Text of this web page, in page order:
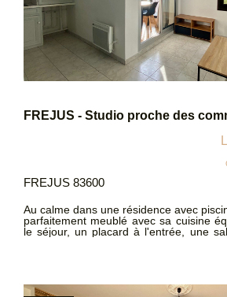
FREJUS - Studio proche des
FREJUS 83600
Au calme dans une résidence avec
parfaitement meublé avec sa cuisine
le séjour, un placard à l'entrée, une